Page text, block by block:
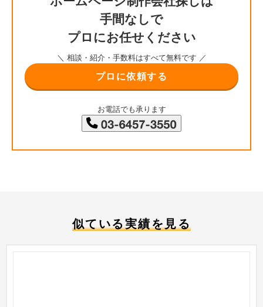
手間なしで
プロにお任せください
＼ 相談・紹介・手数料はすべて無料です ／
プロに依頼する
お電話でも承ります
似ている実績を見る